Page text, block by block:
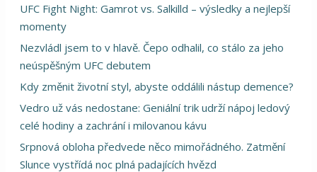
UFC Fight Night: Gamrot vs. Salkilld – výsledky a nejlepší
momenty
Nezvládl jsem to v hlavě. Čepo odhalil, co stálo za jeho
neúspěšným UFC debutem
Kdy změnit životní styl, abyste oddálili nástup demence?
Vedro už vás nedostane: Geniální trik udrží nápoj ledový
celé hodiny a zachrání i milovanou kávu
Srpnová obloha předvede něco mimořádného. Zatmění
Slunce vystřídá noc plná padajících hvězd